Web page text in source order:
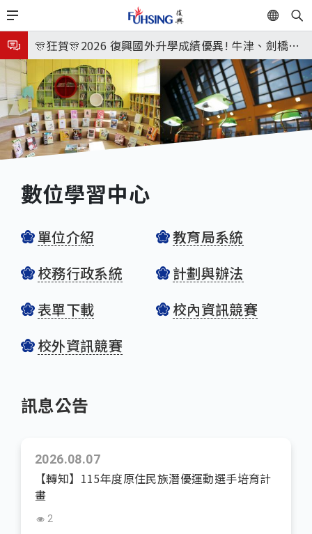
移
至
主
內
容
EN
🎉🎉🎉狂賀! 12望蘇同學榮錄MIT麻省理工學院，本校
連續兩年錄取世界第一學府！
🎊狂賀🎊2026 復興國外升學成績優異! 牛津、劍橋首
次雙星閃耀✨
115年校本部大學榜單再創佳績🎉，32％達醫學系錄
取標準、62%達台大錄取標準。各組合4科60級分9人
🎊
8月3日 分科成績公布
臺北市2026城鎮韌性(防空)演習訂於8月13日(四) 14
時30分至15時實施，全市人、車及各場所均須配合管
制與避難演練，以免受罰。
8月31日 開學日
🎉🎉🎉狂賀! 12望蘇同學榮錄MIT麻省理工學院，本校
訊息公告
2026.08.07
【轉知】115年度原住民族潛優運動選手培育計
畫
2
單位介紹
教育局系統
校務行政系統
計劃與辦法
表單下載
校內資訊競賽
校外資訊競賽
數位學習中心